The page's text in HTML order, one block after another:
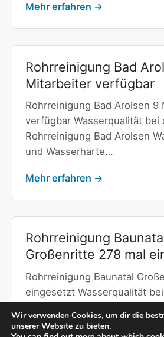
Mehr erfahren →
Rohrreinigung Bad
Mitarbeiter verfügbar
Rohrreinigung Bad Arolsen 9
verfügbar Wasserqualität bei
Rohrreinigung Bad Arolsen
und Wasserhärte…
Mehr erfahren →
Rohrreinigung
Großenritte 278 mal
Rohrreinigung Baunatal
eingesetzt Wasserqualität
Wasserqualität und
Wir verwenden Cookies, um dir die
unserer Website zu bieten.